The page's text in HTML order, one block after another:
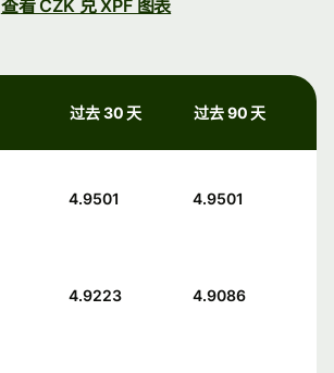
查看 CZK 兑 XPF 图表
过去 30 天 过去 90 天
4.9501 4.9501
4.9223 4.9086